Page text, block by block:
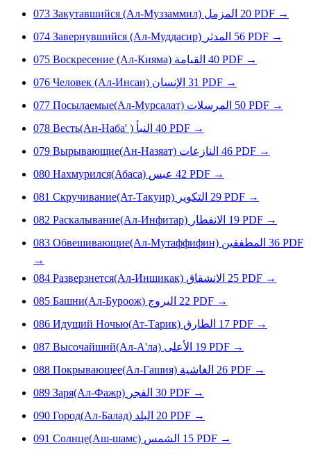
073 Закутавшийся (Ал-Муззаммил) المزمل 20 PDF →
074 Завернувшийся (Ал-Муддасир) المدثر 56 PDF →
075 Воскресение (Ал-Кияма) القيامة 40 PDF →
076 Человек (Ал-Инсан) الإنسان 31 PDF →
077 Посылаемые(Ал-Мурсалат) المرسلات 50 PDF →
078 Весть(Ан-Наба' ) النبأ 40 PDF →
079 Вырывающие(Ан-Назяат) النازعات 46 PDF →
080 Нахмурился(Абаса) عبس 42 PDF →
081 Скручивание(Ат-Такуир) التكوير 29 PDF →
082 Раскалывание(Ал-Инфитар) الانفطار 19 PDF →
083 Обвешивающие(Ал-Мутаффифин) المطففين 36 PDF
→
084 Разверзнется(Ал-Иншикак) الانشقاق 25 PDF →
085 Башни(Ал-Буроож) البروج 22 PDF →
086 Идущий Ночью(Ат-Тарик) الطارق 17 PDF →
087 Высочайший(Ал-А'ла) الأعلى 19 PDF →
088 Покрывающее(Ал-Гашия) الغاشية 26 PDF →
089 Заря(Ал-Фажр) الفجر 30 PDF →
090 Город(Ал-Балад) البلد 20 PDF →
091 Солнце(Аш-шамс) الشمس 15 PDF →